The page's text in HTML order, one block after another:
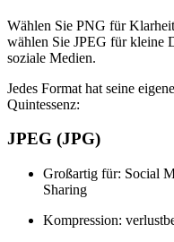
Wählen Sie PNG für
wählen Sie JPEG für kleine
soziale Medien.
Jedes Format hat seine
Quintessenz:
JPEG (JPG)
Großartig für: Social
Sharing
Kompression: